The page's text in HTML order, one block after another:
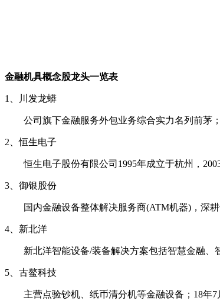
金融机具概念股龙头一览表
1、川发龙蟒
公司旗下金融服务外包业务综合实力名列前茅；
2、恒生电子
恒生电子股份有限公司1995年成立于杭州，
3、御银股份
国内金融设备整体解决服务商(ATM机器)，深耕
4、新北洋
新北洋智能设备/装备解决方案包括智慧金融、
5、古鳌科技
主营点验钞机、纸币清分机等金融设备；18年7